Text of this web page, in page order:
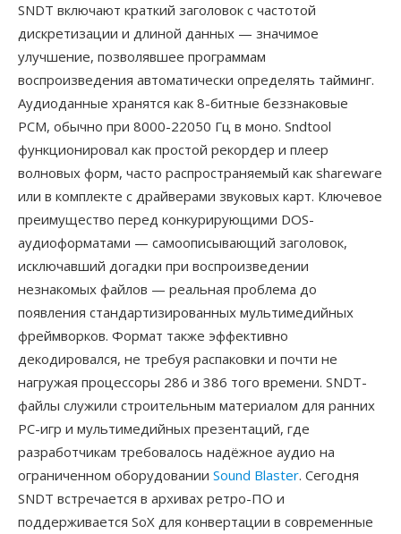
SNDT включают краткий заголовок с частотой
дискретизации и длиной данных — значимое
улучшение, позволявшее программам
воспроизведения автоматически определять тайминг.
Аудиоданные хранятся как 8-битные беззнаковые
PCM, обычно при 8000-22050 Гц в моно. Sndtool
функционировал как простой рекордер и плеер
волновых форм, часто распространяемый как shareware
или в комплекте с драйверами звуковых карт. Ключевое
преимущество перед конкурирующими DOS-
аудиоформатами — самоописывающий заголовок,
исключавший догадки при воспроизведении
незнакомых файлов — реальная проблема до
появления стандартизированных мультимедийных
фреймворков. Формат также эффективно
декодировался, не требуя распаковки и почти не
нагружая процессоры 286 и 386 того времени. SNDT-
файлы служили строительным материалом для ранних
PC-игр и мультимедийных презентаций, где
разработчикам требовалось надёжное аудио на
ограниченном оборудовании Sound Blaster. Сегодня
SNDT встречается в архивах ретро-ПО и
поддерживается SoX для конвертации в современные